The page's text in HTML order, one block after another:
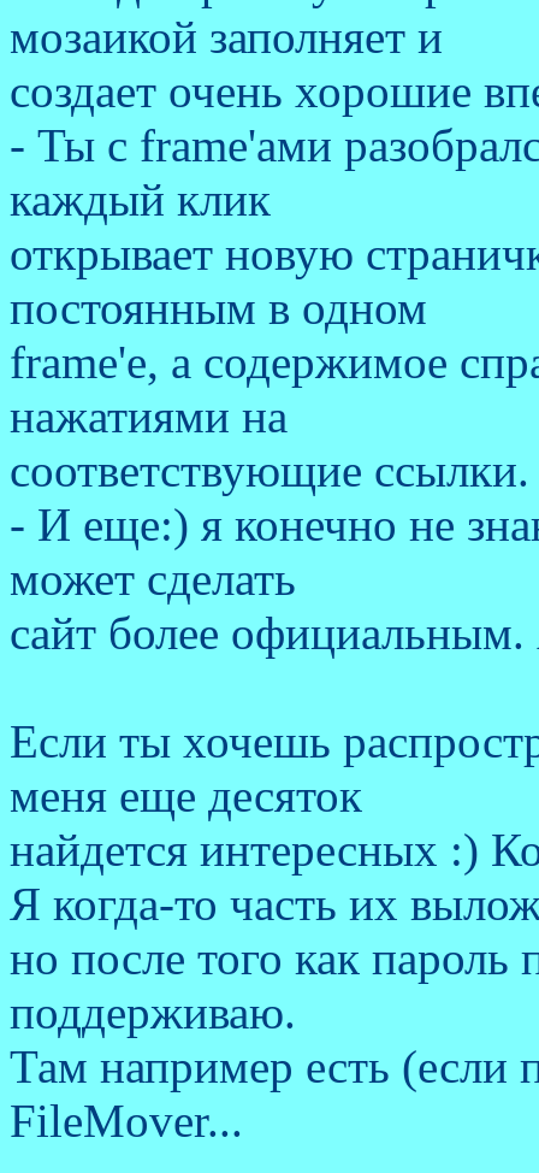
мозаикой заполняет и
создает очень хорошие
- Ты с frame'ами
каждый клик
открывает новую
постоянным в одном
frame'е, а содержимое
нажатиями на
соответствующие ссылки.
- И еще:) я конечно не
может сделать
сайт более
Если ты хочешь
меня еще десяток
найдется интересных :)
Я когда-то часть их
но после того как пароль
поддерживаю.
Там например есть
FileMover...